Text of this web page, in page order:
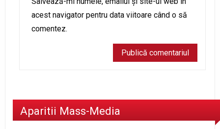
acest navigator pentru data viitoare când o să
comentez.
Aparitii Mass-Media